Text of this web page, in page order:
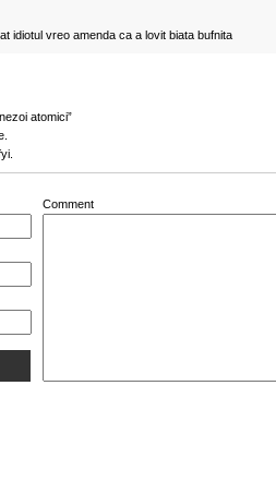
idiotul vreo amenda ca a lovit biata bufnita
atomici”
Comment